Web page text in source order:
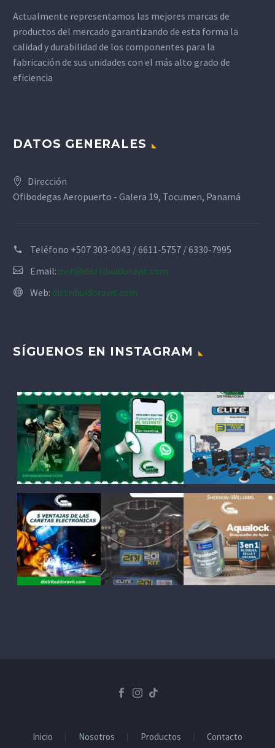
Actualmente representamos las mejores marcas de
productos del mercado garantizando de esta forma la
calidad y durabilidad de los componentes para la
fabricación de sus unidades con el más alto grado de
eficiencia
DATOS GENERALES
Dirección
Ofibodegas Aeropuerto - Galera 19, Tocumen, Panamá
Teléfono +507 303-0043 / 6611-5757 / 6330-7995
Email: dvit@distribuidoravit.com
Web: distribuidoravit.com
SÍGUENOS EN INSTAGRAM
Inicio Nosotros Productos Contacto